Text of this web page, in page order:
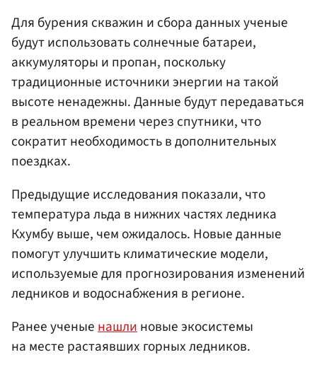
Для бурения скважин и сбора данных ученые
будут использовать солнечные батареи,
аккумуляторы и пропан, поскольку
традиционные источники энергии на такой
высоте ненадежны. Данные будут передаваться
в реальном времени через спутники, что
сократит необходимость в дополнительных
поездках.
Предыдущие исследования показали, что
температура льда в нижних частях ледника
Кхумбу выше, чем ожидалось. Новые данные
помогут улучшить климатические модели,
используемые для прогнозирования изменений
ледников и водоснабжения в регионе.
Ранее ученыенашлиновые экосистемы
на месте растаявших горных ледников.